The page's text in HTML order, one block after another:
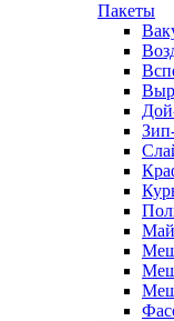
Пакеты